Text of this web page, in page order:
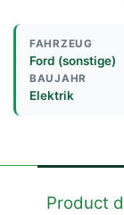
FAHRZEUG
Ford (sonstige)
BAUJAHR
Elektrik
Product